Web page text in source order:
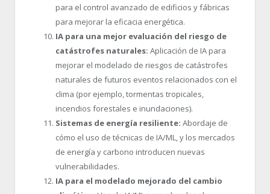
para el control avanzado de edificios y fábricas
para mejorar la eficacia energética.
IA para una mejor evaluación del riesgo de
catástrofes naturales: Aplicación de IA para
mejorar el modelado de riesgos de catástrofes
naturales de futuros eventos relacionados con el
clima (por ejemplo, tormentas tropicales,
incendios forestales e inundaciones).
Sistemas de energía resiliente: Abordaje de
cómo el uso de técnicas de IA/ML, y los mercados
de energía y carbono introducen nuevas
vulnerabilidades.
IA para el modelado mejorado del cambio